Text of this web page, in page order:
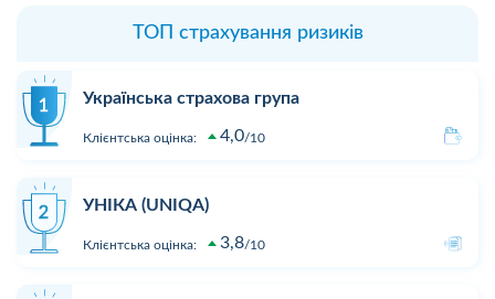
ТОП страхування ризиків
Українська страхова група
Клієнтська оцінка: 4,0 10
УНІКА (UNIQA)
Клієнтська оцінка: 3,8 10